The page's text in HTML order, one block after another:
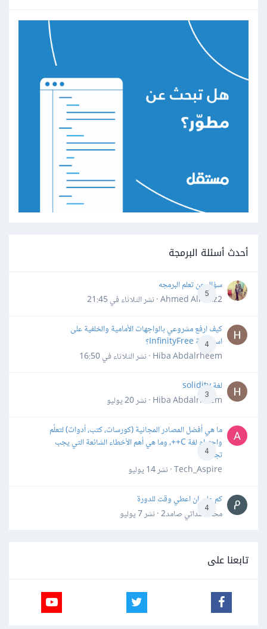
أحدث أسئلة البرمجة
5
سؤال عن تعلم البرمجه
Ahmed Alhafiz2 · نشر
الثلاثاء في 21:45
4
كيف ارفع مشروعي بالواجهات الأمامية والخلفية على
استضافة InfinityFree؟
Hiba Abdalrheem · نشر
الثلاثاء في 16:50
3
لغة solidity
Hiba Abdalrheem · نشر
20 يوليو
4
ما هي أفضل المصادر المجانية (كورسات، كتب، أدوات) لتعلّم
واحترام لغة C++، وما هي أهم الأخطاء الشائعة التي يجب
تجنبها؟
Tech_Aspire · نشر
14 يوليو
4
كم علي ان اعطي وقت للدورة
محمد سداتي صامد2 · نشر
7 يوليو
تابعنا على